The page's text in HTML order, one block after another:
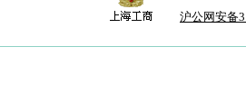
沪公网安备